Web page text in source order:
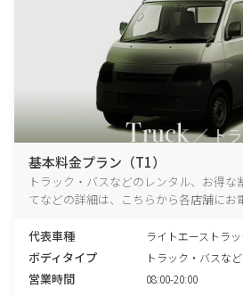
基本料金プラン（T1）
トラック・バスなどのレンタル、お得
てなどの詳細は、こちらから各店舗にお
代表車種 ライトエーストラ
ボディタイプ トラック・バスなど
営業時間 08:00-20:00